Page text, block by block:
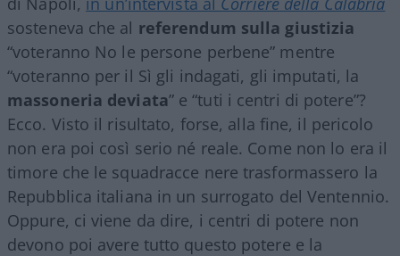
sosteneva che al referendum sulla giustizia
“voteranno No le persone perbene” mentre
“voteranno per il Sì gli indagati, gli imputati, la
massoneria deviata” e “tuti i centri di potere”?
Ecco. Visto il risultato, forse, alla fine, il pericolo
non era poi così serio né reale. Come non lo era il
timore che le squadracce nere trasformassero la
Repubblica italiana in un surrogato del Ventennio.
Oppure, ci viene da dire, i centri di potere non
devono poi avere tutto questo potere e la